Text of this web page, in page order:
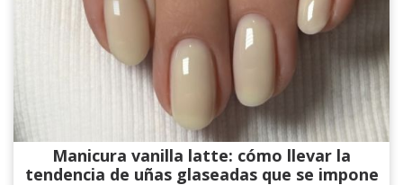
Manicura vanilla latte: cómo llevar la
tendencia de uñas glaseadas que se impone